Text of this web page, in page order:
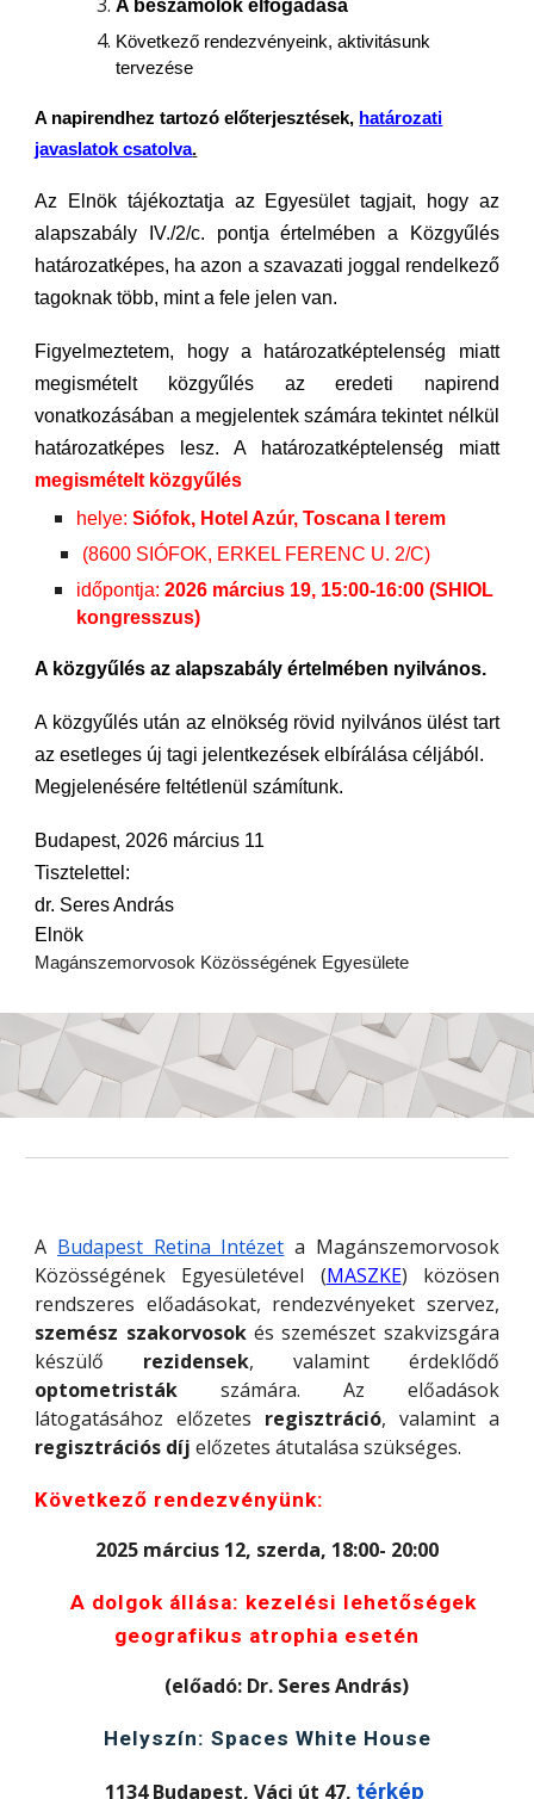
A beszámolók elfogadása
Következő rendezvényeink, aktivitásunk
tervezése
A napirendhez tartozó előterjesztések, határozati
javaslatok csatolva.
Az Elnök tájékoztatja az Egyesület tagjait, hogy az
alapszabály IV./2/c. pontja értelmében a Közgyűlés
határozatképes, ha azon a szavazati joggal rendelkező
tagoknak több, mint a fele jelen van.
Figyelmeztetem, hogy a határozatképtelenség miatt
megismételt közgyűlés az eredeti napirend
vonatkozásában a megjelentek számára tekintet nélkül
határozatképes lesz. A határozatképtelenség miatt
megismételt közgyűlés
helye:Siófok, Hotel Azúr, Toscana I terem
(8600 SIÓFOK, ERKEL FERENC U. 2/C)
időpontja:2026 március 19, 15:00-16:00 (SHIOL
kongresszus)
A közgyűlés az alapszabály értelmében nyilvános.
A közgyűlés után az elnökség rövid nyilvános ülést tart
az esetleges új tagi jelentkezések elbírálása céljából.
Megjelenésére feltétlenül számítunk.
Budapest, 2026 március 11
Tisztelettel:
dr. Seres András
Elnök
Magánszemorvosok Közösségének Egyesülete
A Budapest Retina Intézet a Magánszemorvosok
Közösségének Egyesületével (MASZKE) közösen
rendszeres előadásokat, rendezvényeket szervez,
szemész szakorvosokés szemészet szakvizsgára
készülő rezidensek, valamint érdeklődő
optometristákszámára. Az előadások
látogatásához előzetes regisztráció, valamint a
regisztrációs díj előzetes átutalása szükséges.
Következő rendezvényünk:
2025 március 12, szerda, 18:00- 20:00
A dolgok állása: kezelési lehetőségek
geografikus atrophia esetén
(előadó: Dr. Seres András)
Helyszín: Spaces White House
1134 Budapest, Váci út 47, térkép